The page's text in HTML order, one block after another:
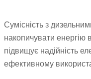
Сумісність з
накопичувати енергію
підвищує надійність
ефективному